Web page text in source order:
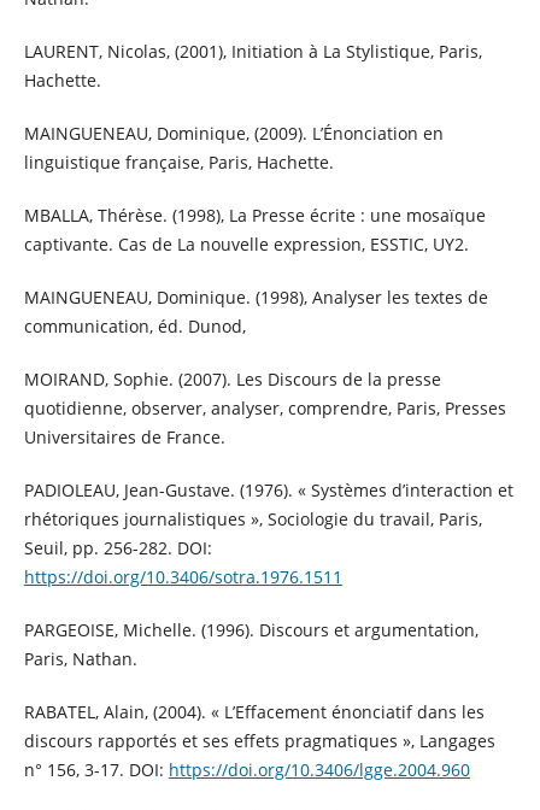
LAURENT, Nicolas, (2001), Initiation à La Stylistique, Paris,
Hachette.
MAINGUENEAU, Dominique, (2009). L’Énonciation en
linguistique française, Paris, Hachette.
MBALLA, Thérèse. (1998), La Presse écrite : une mosaïque
captivante. Cas de La nouvelle expression, ESSTIC, UY2.
MAINGUENEAU, Dominique. (1998), Analyser les textes de
communication, éd. Dunod,
MOIRAND, Sophie. (2007). Les Discours de la presse
quotidienne, observer, analyser, comprendre, Paris, Presses
Universitaires de France.
PADIOLEAU, Jean-Gustave. (1976). « Systèmes d’interaction et
rhétoriques journalistiques », Sociologie du travail, Paris,
Seuil, pp. 256-282. DOI:
https://doi.org/10.3406/sotra.1976.1511
PARGEOISE, Michelle. (1996). Discours et argumentation,
Paris, Nathan.
RABATEL, Alain, (2004). « L’Effacement énonciatif dans les
discours rapportés et ses effets pragmatiques », Langages
n° 156, 3-17. DOI: https://doi.org/10.3406/lgge.2004.960